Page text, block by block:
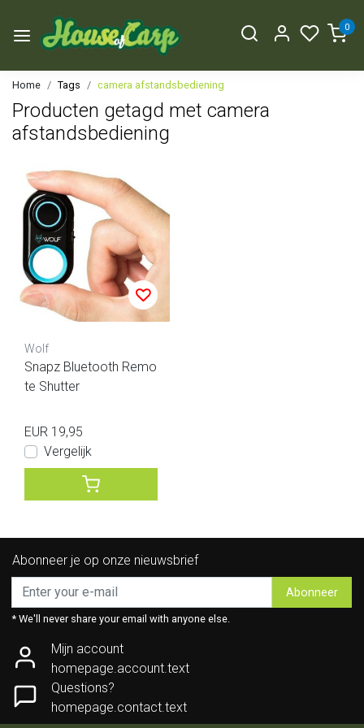
0
Home Tags camera afstandsbediening
Producten getagd met camera
afstandsbediening
Wolf
Snapz Bluetooth Remo
te Shutter
EUR 19,95
Vergelijk
Abonneer je op onze nieuwsbrief
Abonneer
* We'll never share your email with anyone else.
Mijn account
homepage.account.text
Questions?
homepage.contact.text